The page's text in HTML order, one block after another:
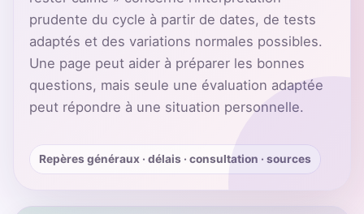
prudente du cycle à partir de dates, de tests
adaptés et des variations normales possibles.
Une page peut aider à préparer les bonnes
questions, mais seule une évaluation adaptée
peut répondre à une situation personnelle.
Repères généraux · délais · consultation · sources